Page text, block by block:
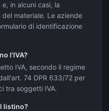
in alcuni casi, la
materiale. Le aziende
di identificazione
l'IVA?
IVA, secondo il regime
74 DPR 633/72 per
tra soggetti IVA.
listino?